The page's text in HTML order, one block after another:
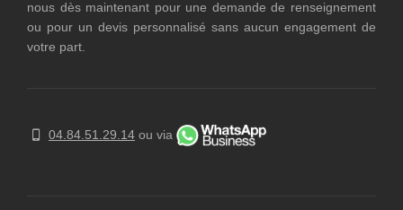
nous dès maintenant pour une demande de renseignement
ou pour un devis personnalisé sans aucun engagement de
votre part.
04.84.51.29.14 ou via